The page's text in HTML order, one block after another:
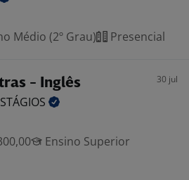
Médio (2º Grau) Presencial
- Inglês 30 jul
Ensino Superior